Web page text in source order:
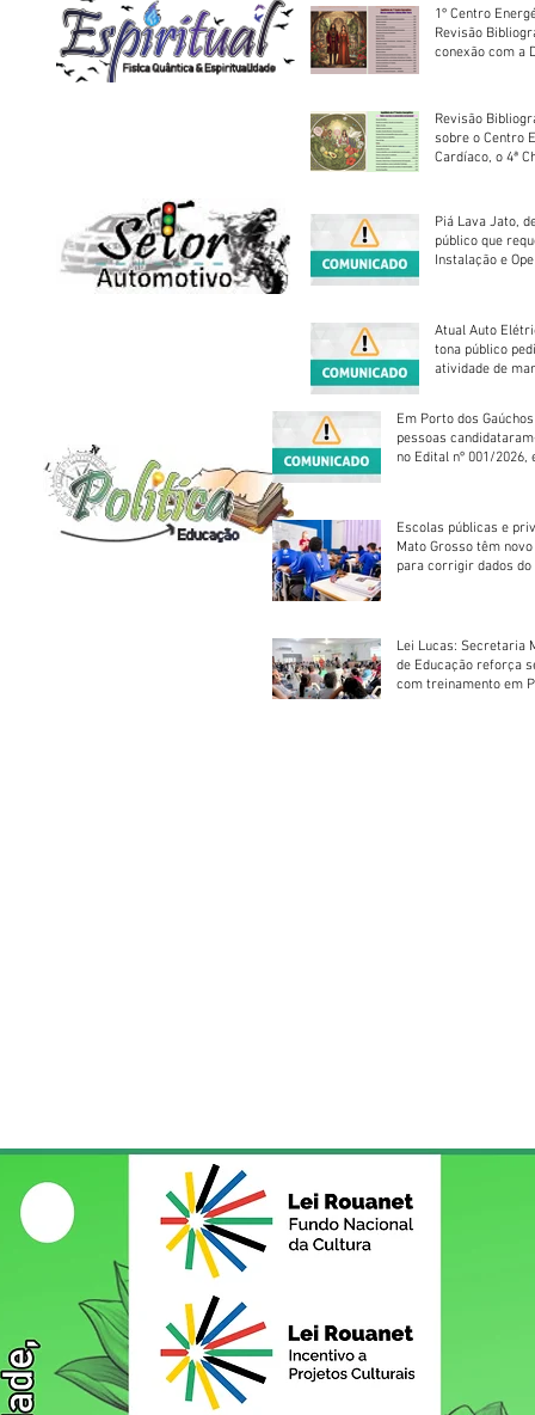
1º Centro
Revisão
conexão com a
Revisão
sobre o Centro
Cardíaco, o 4ª
Piá Lava Jato,
público que
Instalação e
Atual Auto
tona público
atividade de
Em Porto dos
pessoas
no Edital nº 001/2026,
Escolas públicas e
Mato Grosso têm
para corrigir dados do
Lei Lucas: Secretaria
de Educação reforça
com treinamento em